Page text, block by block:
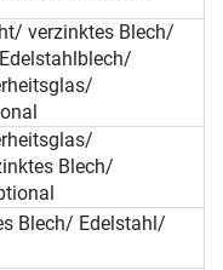
verzinktes Blech/
Blech/
Blech/ Edelstahl/